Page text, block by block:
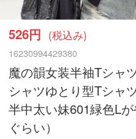
526円 (税込み)
16230994429380
魔の韻女装半袖Tシャ
シャツゆとり型Tシャ
半中太い妹601緑色L
ぐらい）